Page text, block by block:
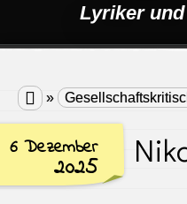
Lyriker
 »
6 Dezember
2025